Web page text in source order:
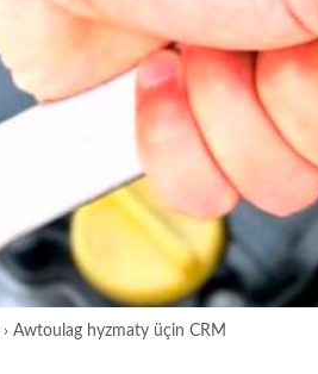
› Awtoulag hyzmaty üçin CRM